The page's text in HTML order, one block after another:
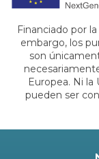
Financiado por
embargo, los
son
Europea. Ni la
pueden ser